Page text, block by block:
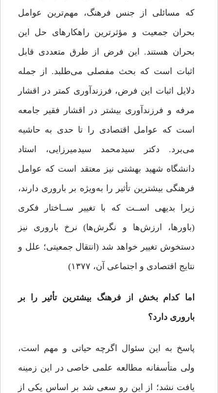
که مسائلی از جنس فرهنگ، مهم‌ترین عوامل
بحران جمعیت و مؤثرترین راهکارهای حل این
بحران هستند. این فرض از طرق متعددی قابل
اثبات است که بحث مفصلی می‌طلبد. از جمله
دلایل اثبات این فرض، فرزندآوری کمتر در اقشار
مرفه و فرزندآوری بیشتر در اقشار فقیر جامعه
است که عوامل اقتصادی را تا حدی به حاشیه
می‌برد. دکتر سیدمحمد سیدمیرزایی، استاد
دانشگاه شهید بهشتی نیز معتقد است که ﻋﻮاﻣﻞ
ﻓﺮﻫﻨﮕﯽ ﺑﯿﺸﺘﺮﯾﻦ ﺗﺄﺛﯿﺮ را ﺑﻪ‌وﯾﮋه ﺑﺮ ﺑﺎروری دارﻧﺪ،
زﯾﺮا ﺑﺪﯾﻬﯽ اﺳــﺖ ﮐﻪ ﺑﺎ ﺗﻐﯿﯿﺮ ﺳــﺎﺧﺘﺎر ﻓﮑﺮی
(ﺑﺎورﻫﺎ، ارزشﻫﺎ و ﻧﮕﺮشﻫﺎ) ﻧﺮخ ﺑﺎروری ﻧﯿﺰ
دﺳﺘﺨﻮش ﺗﻐﯿﯿﺮ ﺧﻮاﻫﺪ ﺷﺪ (اﻧﺘﻘﺎل ﺟﻤﻌﯿﺘﯽ؛ ﻋﻠﻞ و
ﻧﺘﺎﯾﺞ اﻗﺘﺼﺎدی و اﺟﺘﻤﺎﻋﯽ آن، ۱۳۷۷)
اما کدام بخش از فرهنگ بیشترین تأثیر را بر
باروری دارد؟
پاسخ به این سئوال اگرچه حیاتی و مهم است،
ولی متأسفانه مطالعه علمی خاصی در این زمینه
یافت نشد؛ از این رو سعی شد بر اساس یکی از